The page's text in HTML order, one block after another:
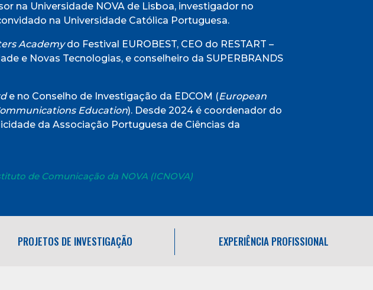
na Universidade NOVA de Lisboa, investigador no
na Universidade Católica Portuguesa.
Academydo Festival EUROBEST, CEO do RESTART –
e Novas Tecnologias, e conselheiro da SUPERBRANDS
e no Conselho de Investigação da EDCOM (European
Education). Desde 2024 é coordenador do
da Associação Portuguesa de Ciências da
de Comunicação da NOVA (ICNOVA)
PROJETOS DE INVESTIGAÇÃO EXPERIÊNCIA PROFISSIONAL